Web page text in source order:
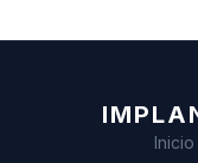
Inicio